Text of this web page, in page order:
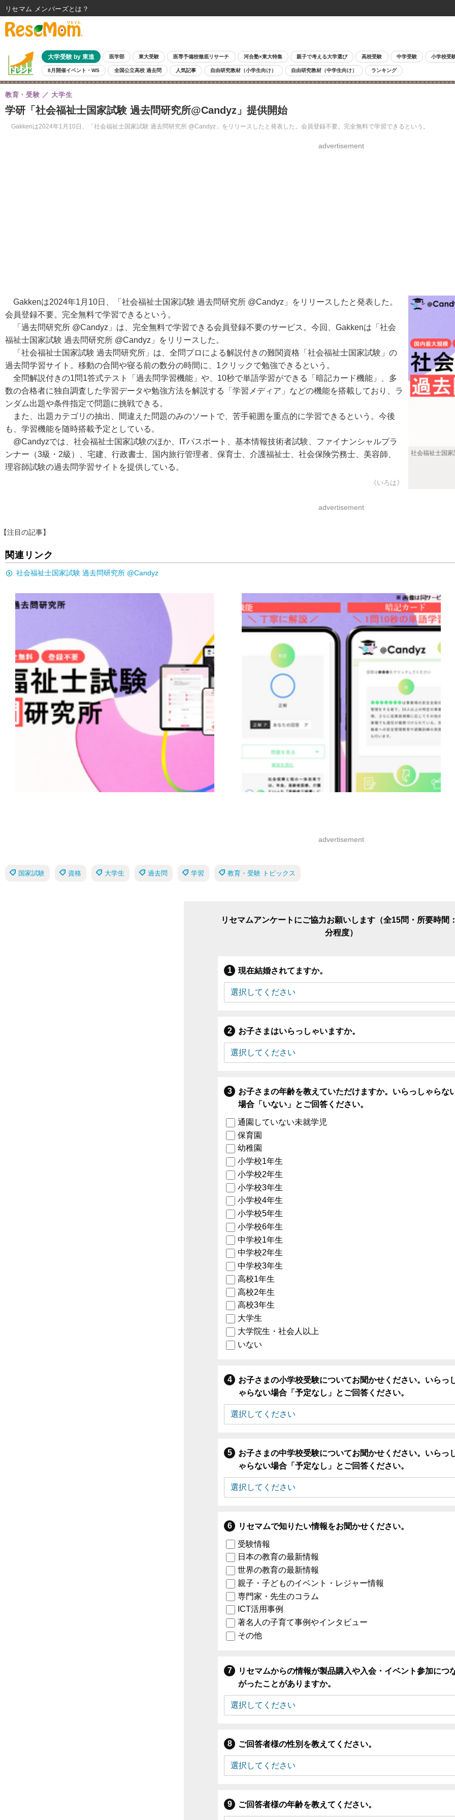
大学受験 by 東進 医学部 東大受験 医専予備校徹底リサーチ 河合塾×東大特集 親子で考える大学選び 高校受験 中学受験 小学校受
8月開催イベント・WS 全国公立高校 過去問 人気記事 自由研究教材（小学生向け） 自由研究教材（中学生向け） ランキング
学研「社会福祉士国家試験 過去問研究所@Candyz」提供開始
Gakkenは2024年1月10日、「社会福祉士国家試験 過去問研究所 @Candyz」をリリースしたと発表した。会員登録不要。完全無料で学習できるという。
教育・受験 大学生
advertisement
社会福祉士国
Gakkenは2024年1月10日、「社会福祉士国家試験 過去問研究所 @Candyz」をリリースしたと発表した。
会員登録不要。完全無料で学習できるという。
「過去問研究所 @Candyz」は、完全無料で学習できる会員登録不要のサービス。今回、Gakkenは「社会
福祉士国家試験 過去問研究所 @Candyz」をリリースした。
「社会福祉士国家試験 過去問研究所」は、全問プロによる解説付きの難関資格「社会福祉士国家試験」の
過去問学習サイト。移動の合間や寝る前の数分の時間に、1クリックで勉強できるという。
全問解説付きの1問1答式テスト「過去問学習機能」や、10秒で単語学習ができる「暗記カード機能」、多
数の合格者に独自調査した学習データや勉強方法を解説する「学習メディア」などの機能を搭載しており、ラ
ンダム出題や条件指定で問題に挑戦できる。
また、出題カテゴリの抽出、間違えた問題のみのソートで、苦手範囲を重点的に学習できるという。今後
も、学習機能を随時搭載予定としている。
@Candyzでは、社会福祉士国家試験のほか、ITパスポート、基本情報技術者試験、ファイナンシャルプラ
ンナー（3級・2級）、宅建、行政書士、国内旅行管理者、保育士、介護福祉士、社会保険労務士、美容師、
理容師試験の過去問学習サイトを提供している。
《いろは》
advertisement
【注目の記事】
関連リンク
社会福祉士国家試験 過去問研究所 @Candyz
advertisement
国家試験 資格 大学生 過去問 学習 教育・受験 トピックス
リセマムアンケートにご協力お願いします（全15問・所要時間
分程度）
現在結婚されてますか。
お子さまはいらっしゃいますか。
お子さまの年齢を教えていただけますか。いらっしゃらな
場合「いない」とご回答ください。
通園していない未就学児
保育園
幼稚園
小学校1年生
小学校2年生
小学校3年生
小学校4年生
小学校5年生
小学校6年生
中学校1年生
中学校2年生
中学校3年生
高校1年生
高校2年生
高校3年生
大学生
大学院生・社会人以上
いない
お子さまの小学校受験についてお聞かせください。いらっ
ゃらない場合「予定なし」とご回答ください。
お子さまの中学校受験についてお聞かせください。いらっ
ゃらない場合「予定なし」とご回答ください。
リセマムで知りたい情報をお聞かせください。
受験情報
日本の教育の最新情報
世界の教育の最新情報
親子・子どものイベント・レジャー情報
専門家・先生のコラム
ICT活用事例
著名人の子育て事例やインタビュー
その他
リセマムからの情報が製品購入や入会・イベント参加につ
がったことがありますか。
ご回答者様の性別を教えてください。
ご回答者様の年齢を教えてください。
リセマム メンバーズ